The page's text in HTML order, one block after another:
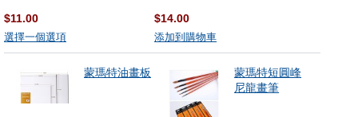
$11.00
選擇一個選項
$14.00
添加到購物車
蒙瑪特油畫板
蒙瑪特短圓峰
尼龍畫筆